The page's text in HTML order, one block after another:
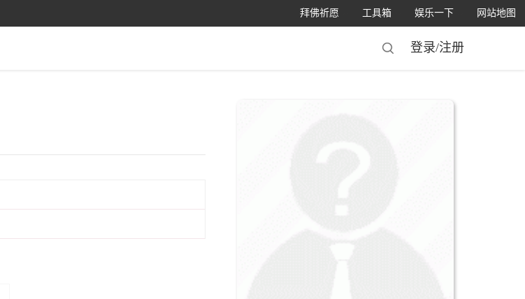
网站地图
娱乐一下
工具箱
拜佛祈愿
登录/注册